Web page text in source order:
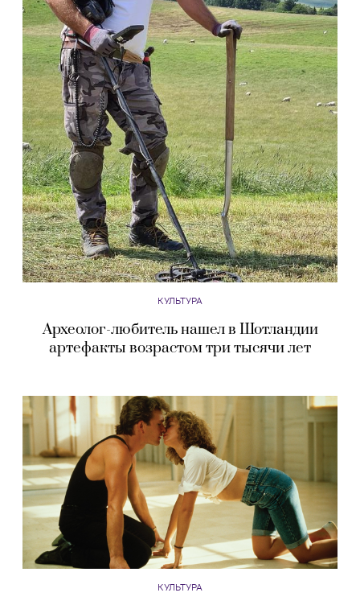
КУЛЬТУРА
Археолог-любитель нашел в Шотландии
артефакты возрастом три тысячи лет
КУЛЬТУРА